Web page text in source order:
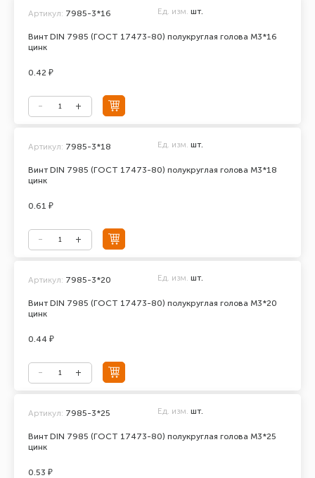
Винт DIN 7985 (ГОСТ 17473-80) полукруглая голова М3*16
цинк
Артикул: 7985-3*16 Ед. изм. шт.
0.42 ₽
Винт DIN 7985 (ГОСТ 17473-80) полукруглая голова М3*18
цинк
Артикул: 7985-3*18 Ед. изм. шт.
0.61 ₽
Винт DIN 7985 (ГОСТ 17473-80) полукруглая голова М3*20
цинк
Артикул: 7985-3*20 Ед. изм. шт.
0.44 ₽
Винт DIN 7985 (ГОСТ 17473-80) полукруглая голова М3*25
цинк
Артикул: 7985-3*25 Ед. изм. шт.
0.53 ₽